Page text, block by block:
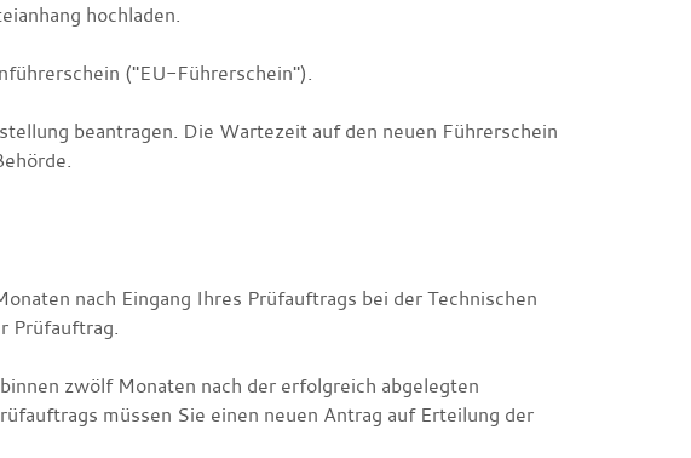
hochladen.
("EU-Führerschein").
beantragen. Die Wartezeit auf den neuen Führerschein
nach Eingang Ihres Prüfauftrags bei der Technischen
Prüfauftrag.
zwölf Monaten nach der erfolgreich abgelegten
müssen Sie einen neuen Antrag auf Erteilung der